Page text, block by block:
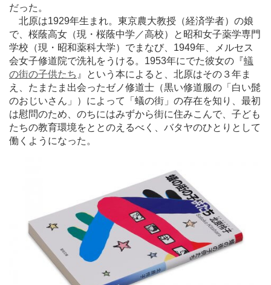
だった。
北原は1929年生まれ。東京農大教授（経済学者）の娘
で、桜蔭高女（現・桜蔭中学／高校）と昭和女子薬学専門
学校（現・昭和薬科大学）でまなび、1949年、メルセス
会女子修道院で洗礼をうける。1953年にでた彼女の『蟻
の街の子供たち 』という本によると、北原はその３年ま
え、たまたま出会ったゼノ修道士（黒い修道服の「白い髭
のおじいさん」）によって「蟻の街」の存在を知り、最初
は慰問のため、のちにはみずから街に住みこんで、子ども
たちの教育環境をととのえるべく、バタヤのひとりとして
働くようになった。